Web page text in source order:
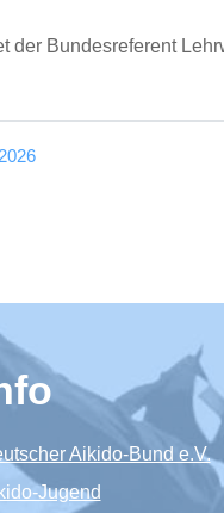
der Bundesreferent
Aikido-Bund e.V.
Jugend